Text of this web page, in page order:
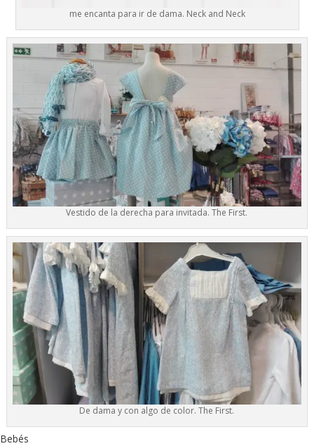
me encanta para ir de dama. Neck and Neck
Vestido de la derecha para invitada. The First.
De dama y con algo de color. The First.
Bebés